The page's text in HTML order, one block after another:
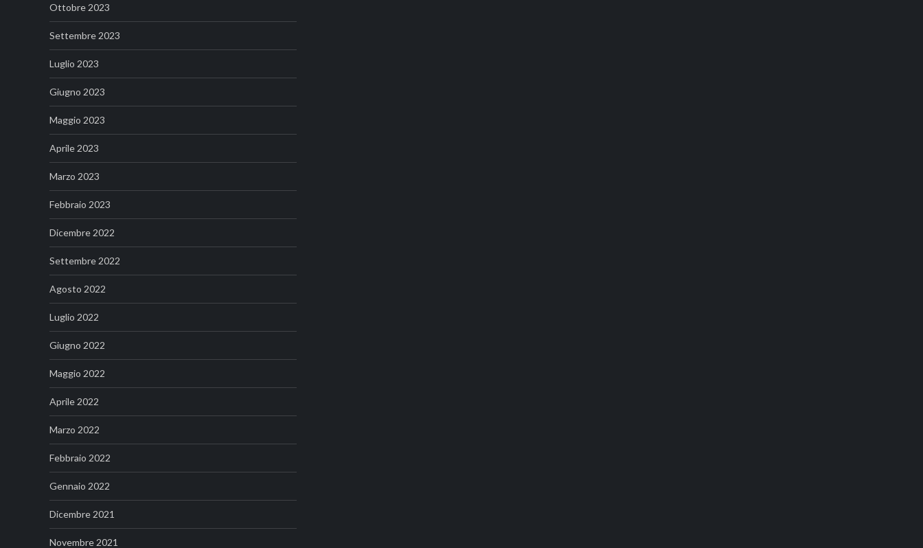
Ottobre 2023
Settembre 2023
Luglio 2023
Giugno 2023
Maggio 2023
Aprile 2023
Marzo 2023
Febbraio 2023
Dicembre 2022
Settembre 2022
Agosto 2022
Luglio 2022
Giugno 2022
Maggio 2022
Aprile 2022
Marzo 2022
Febbraio 2022
Gennaio 2022
Dicembre 2021
Novembre 2021